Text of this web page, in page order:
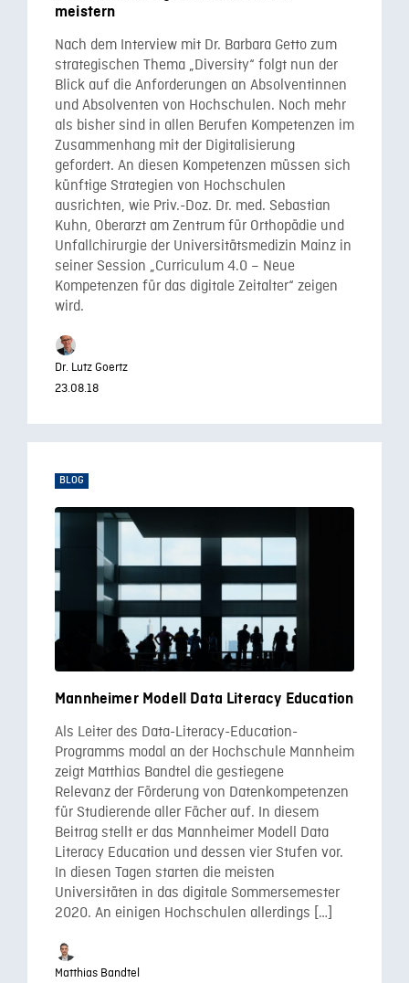
meistern
Nach dem Interview mit Dr. Barbara Getto zum
strategischen Thema „Diversity“ folgt nun der
Blick auf die Anforderungen an Absolventinnen
und Absolventen von Hochschulen. Noch mehr
als bisher sind in allen Berufen Kompetenzen im
Zusammenhang mit der Digitalisierung
gefordert. An diesen Kompetenzen müssen sich
künftige Strategien von Hochschulen
ausrichten, wie Priv.-Doz. Dr. med. Sebastian
Kuhn, Oberarzt am Zentrum für Orthopädie und
Unfallchirurgie der Universitätsmedizin Mainz in
seiner Session „Curriculum 4.0 – Neue
Kompetenzen für das digitale Zeitalter“ zeigen
wird.
Dr. Lutz Goertz
23.08.18
BLOG
Mannheimer Modell Data Literacy Education
Als Leiter des Data-Literacy-Education-
Programms modal an der Hochschule Mannheim
zeigt Matthias Bandtel die gestiegene
Relevanz der Förderung von Datenkompetenzen
für Studierende aller Fächer auf. In diesem
Beitrag stellt er das Mannheimer Modell Data
Literacy Education und dessen vier Stufen vor.
In diesen Tagen starten die meisten
Universitäten in das digitale Sommersemester
2020. An einigen Hochschulen allerdings […]
Matthias Bandtel